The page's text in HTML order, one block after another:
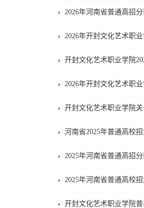
2026年河南省普通高招
2026年开封文化艺术职
开封文化艺术职业学院
2026年开封文化艺术职
开封文化艺术职业学院
河南省2025年普通高校
2025年河南省普通高招
2025年河南省普通高校
开封文化艺术职业学院